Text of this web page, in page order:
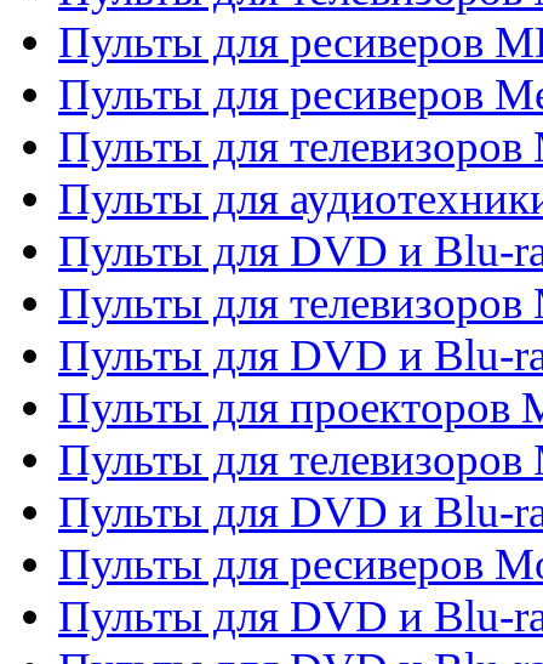
Пульты для ресиверов
Пульты для ресиверов
Пульты для телевизоров
Пульты для
Пульты для DVD и Blu-
Пульты для
Пульты для DVD и Blu-
Пульты для проекторов
Пульты для
Пульты для DVD и Blu-
Пульты для ресиверов
Пульты для DVD и Blu-